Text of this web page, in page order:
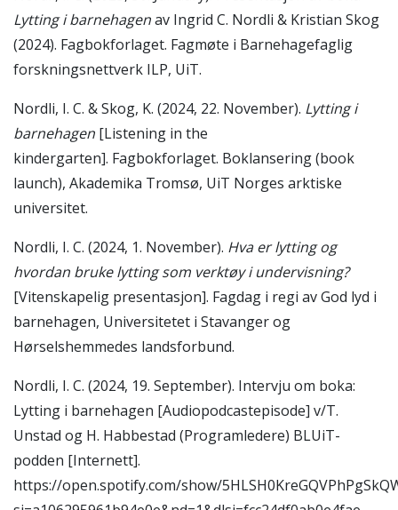
Lytting i barnehagenav Ingrid C. Nordli & Kristian Skog
(2024). Fagbokforlaget. Fagmøte i Barnehagefaglig
forskningsnettverk ILP, UiT.
Nordli, I. C. & Skog, K. (2024, 22. November). Lytting i
barnehagen [Listening in the
kindergarten]. Fagbokforlaget. Boklansering (book
launch), Akademika Tromsø, UiT Norges arktiske
universitet.
Nordli, I. C. (2024, 1. November). Hva er lytting og
hvordan bruke lytting som verktøy i undervisning?
[Vitenskapelig presentasjon]. Fagdag i regi av God lyd i
barnehagen, Universitetet i Stavanger og
Hørselshemmedes landsforbund.
Nordli, I. C. (2024, 19. September). Intervju om boka:
Lytting i barnehagen [Audiopodcastepisode] v/T.
Unstad og H. Habbestad (Programledere) BLUiT-
podden [Internett].
https://open.spotify.com/show/